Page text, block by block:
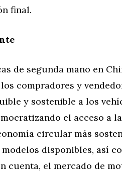
final.
de segunda mano en
compradores y
y sostenible a los
el acceso a la
circular más
disponibles, así
cuenta, el mercado de